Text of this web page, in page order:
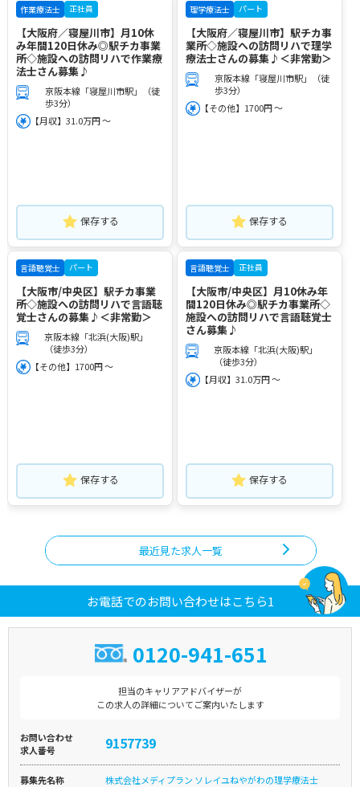
作業療法士 正社員
【大阪府／寝屋川市】月10休
み年間120日休み◎駅チカ事業
所◇施設への訪問リハで作業療
法士さん募集♪
京阪本線「寝屋川市駅」（徒
歩3分）
【月収】31.0万円 ～
保存する
理学療法士 パート
【大阪府／寝屋川市】駅チカ事
業所◇施設への訪問リハで理学
療法士さんの募集♪＜非常勤＞
京阪本線「寝屋川市駅」（徒
歩3分）
【その他】1700円 ～
保存する
言語聴覚士 パート
【大阪市/中央区】駅チカ事業
所◇施設への訪問リハで言語聴
覚士さんの募集♪＜非常勤＞
京阪本線「北浜(大阪)駅」
（徒歩3分）
【その他】1700円 ～
保存する
言語聴覚士 正社員
【大阪市/中央区】月10休み年
間120日休み◎駅チカ事業所◇
施設への訪問リハで言語聴覚士
さん募集♪
京阪本線「北浜(大阪)駅」
（徒歩3分）
【月収】31.0万円 ～
保存する
最近見た求人一覧
お電話でのお問い合わせはこちら1
0120-941-651
担当のキャリアアドバイザーが
この求人の詳細についてご案内いたします
お問い合わせ
求人番号
9157739
募集先名称 株式会社メディプラン ソレイユねやがわの理学療法士